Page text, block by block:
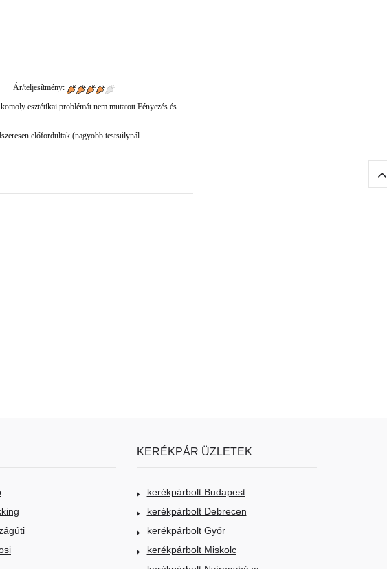
Ár/teljesítmény:
esztétikai problémát nem mutatott.Fényezés és
előfordultak (nagyobb testsúlynál
KERÉKPÁR ÜZLETEK
kerékpárbolt Budapest
kerékpárbolt Debrecen
kerékpárbolt Győr
kerékpárbolt Miskolc